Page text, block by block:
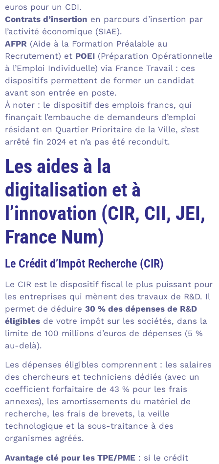
euros pour un CDI.
Contrats d’insertion en parcours d’insertion par
l’activité économique (SIAE).
AFPR (Aide à la Formation Préalable au
Recrutement) et POEI (Préparation Opérationnelle
à l’Emploi Individuelle) via France Travail : ces
dispositifs permettent de former un candidat
avant son entrée en poste.
À noter : le dispositif des emplois francs, qui
finançait l’embauche de demandeurs d’emploi
résidant en Quartier Prioritaire de la Ville, s’est
arrêté fin 2024 et n’a pas été reconduit.
Les aides à la
digitalisation et à
l’innovation (CIR, CII, JEI,
France Num)
Le Crédit d’Impôt Recherche (CIR)
Le CIR est le dispositif fiscal le plus puissant pour
les entreprises qui mènent des travaux de R&D. Il
permet de déduire 30 % des dépenses de R&D
éligibles de votre impôt sur les sociétés, dans la
limite de 100 millions d’euros de dépenses (5 %
au-delà).
Les dépenses éligibles comprennent : les salaires
des chercheurs et techniciens dédiés (avec un
coefficient forfaitaire de 43 % pour les frais
annexes), les amortissements du matériel de
recherche, les frais de brevets, la veille
technologique et la sous-traitance à des
organismes agréés.
Avantage clé pour les TPE/PME : si le crédit